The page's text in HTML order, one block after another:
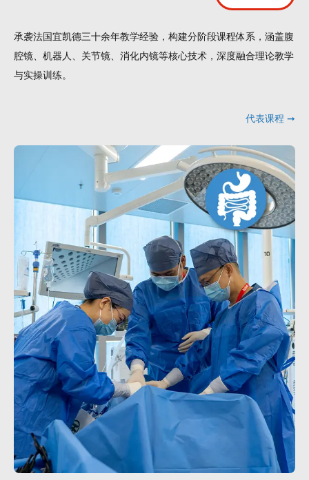
承袭法国宜凯德三十余年教学经验，构建分阶段课程体系，涵盖腹
腔镜、机器人、关节镜、消化内镜等核心技术，深度融合理论教学
与实操训练。
代表课程 ➞